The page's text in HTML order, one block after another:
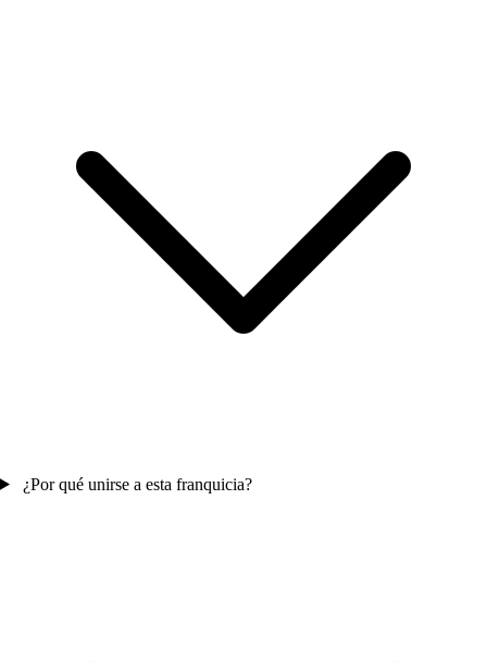
¿Por qué unirse a esta franquicia?